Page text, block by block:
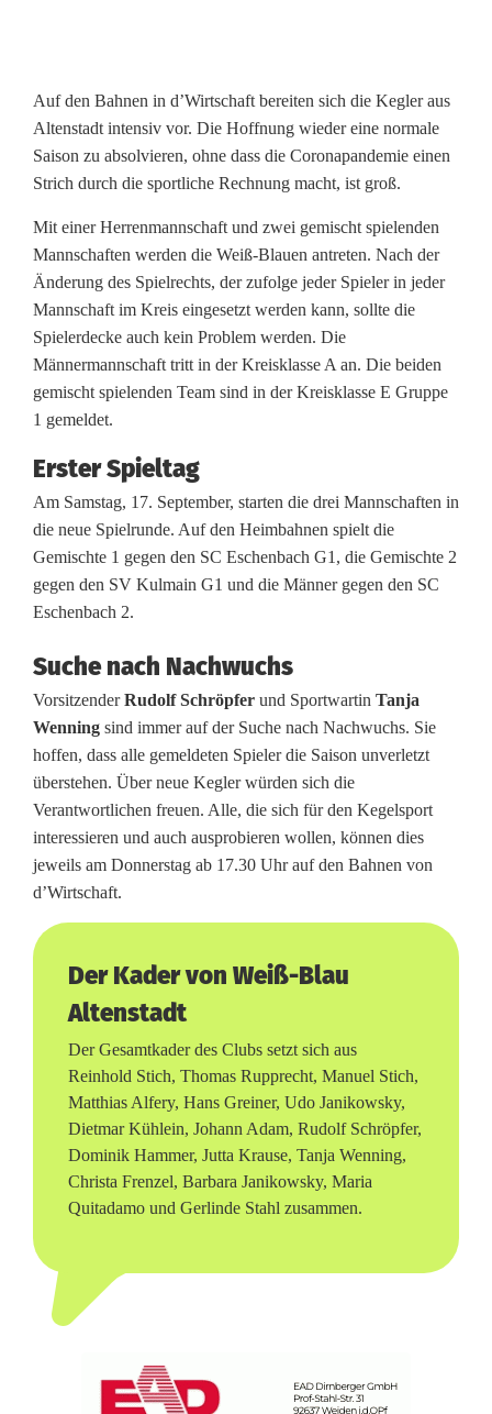
u
t
H
o
l
z
:
W
e
i
ß
-
B
a
u
A
l
t
e
n
a
Auf den Bahnen in d’Wirtschaft bereiten sich die Kegler aus
Altenstadt intensiv vor. Die Hoffnung wieder eine normale
Saison zu absolvieren, ohne dass die Coronapandemie einen
Strich durch die sportliche Rechnung macht, ist groß.
Mit einer Herrenmannschaft und zwei gemischt spielenden
Mannschaften werden die Weiß-Blauen antreten. Nach der
Änderung des Spielrechts, der zufolge jeder Spieler in jeder
Mannschaft im Kreis eingesetzt werden kann, sollte die
Spielerdecke auch kein Problem werden. Die
Männermannschaft tritt in der Kreisklasse A an. Die beiden
gemischt spielenden Team sind in der Kreisklasse E Gruppe
1 gemeldet.
Erster Spieltag
Am Samstag, 17. September, starten die drei Mannschaften in
die neue Spielrunde. Auf den Heimbahnen spielt die
Gemischte 1 gegen den SC Eschenbach G1, die Gemischte 2
gegen den SV Kulmain G1 und die Männer gegen den SC
Eschenbach 2.
Suche nach Nachwuchs
VorsitzenderRudolf Schröpfer und Sportwartin Tanja
Wenning sind immer auf der Suche nach Nachwuchs. Sie
hoffen, dass alle gemeldeten Spieler die Saison unverletzt
überstehen. Über neue Kegler würden sich die
Verantwortlichen freuen. Alle, die sich für den Kegelsport
interessieren und auch ausprobieren wollen, können dies
jeweils am Donnerstag ab 17.30 Uhr auf den Bahnen von
d’Wirtschaft.
Der Kader von Weiß-Blau
Altenstadt
Der Gesamtkader des Clubs setzt sich aus
Reinhold Stich, Thomas Rupprecht, Manuel Stich,
Matthias Alfery, Hans Greiner, Udo Janikowsky,
Dietmar Kühlein, Johann Adam, Rudolf Schröpfer,
Dominik Hammer, Jutta Krause, Tanja Wenning,
Christa Frenzel, Barbara Janikowsky, Maria
Quitadamo und Gerlinde Stahl zusammen.